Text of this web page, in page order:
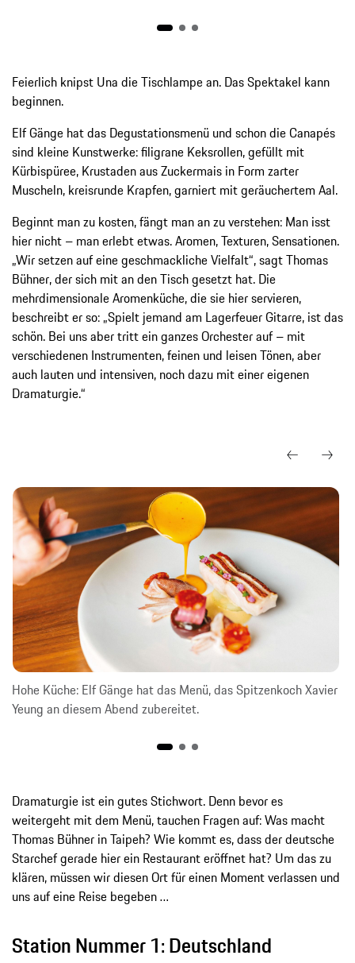
Feierlich knipst Una die Tischlampe an. Das Spektakel kann
beginnen.
Elf Gänge hat das Degustationsmenü und schon die Canapés
sind kleine Kunstwerke: filigrane Keksrollen, gefüllt mit
Kürbispüree, Krustaden aus Zuckermais in Form zarter
Muscheln, kreisrunde Krapfen, garniert mit geräuchertem Aal.
Beginnt man zu kosten, fängt man an zu verstehen: Man isst
hier nicht – man erlebt etwas. Aromen, Texturen, Sensationen.
„Wir setzen auf eine geschmackliche Vielfalt“, sagt Thomas
Bühner, der sich mit an den Tisch gesetzt hat. Die
mehrdimensionale Aromenküche, die sie hier servieren,
beschreibt er so: „Spielt jemand am Lagerfeuer Gitarre, ist das
schön. Bei uns aber tritt ein ganzes Orchester auf – mit
verschiedenen Instrumenten, feinen und leisen Tönen, aber
auch lauten und intensiven, noch dazu mit einer eigenen
Dramaturgie.“
Hohe Küche: Elf Gänge hat das Menü, das Spitzenkoch Xavier
Yeung an diesem Abend zubereitet.
Dramaturgie ist ein gutes Stichwort. Denn bevor es
weitergeht mit dem Menü, tauchen Fragen auf: Was macht
Thomas Bühner in Taipeh? Wie kommt es, dass der deutsche
Starchef gerade hier ein Restaurant eröffnet hat? Um das zu
klären, müssen wir diesen Ort für einen Moment verlassen und
uns auf eine Reise begeben …
Station Nummer 1: Deutschland